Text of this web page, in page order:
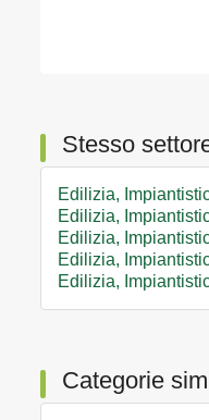
Stesso
Edilizia,
Edilizia,
Edilizia,
Edilizia,
Edilizia,
Categorie